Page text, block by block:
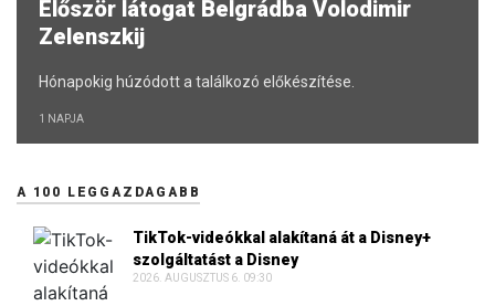
Először látogat Belgrádba Volodimir
Zelenszkij
Hónapokig húzódott a találkozó előkészítése.
1 NAPJA
A 100 LEGGAZDAGABB
TikTok-videókkal alakítaná át a Disney+
szolgáltatást a Disney
2026. AUGUSZTUS 6. 09:30